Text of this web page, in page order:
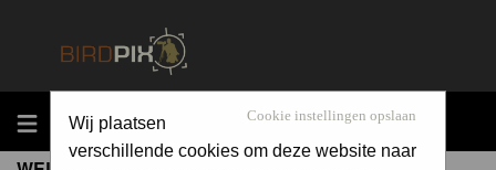
MENU Cookie instellingen opslaan
Wij plaatsen
verschillende cookies om deze website naar